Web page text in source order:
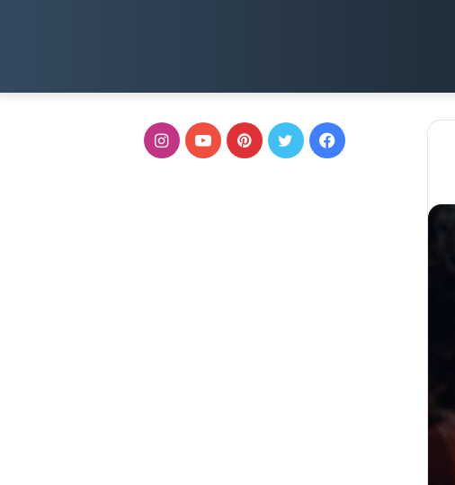
فيسبوكتويتر بينتيريستيوتيوبانستقرام